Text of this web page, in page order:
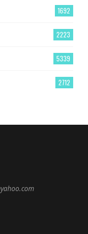
1692
2223
5339
2712